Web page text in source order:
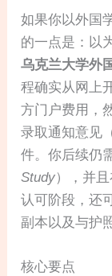
如果你以外国
的一点是：以
乌克兰大学外
程确实从网上
方门户费用，
录取通知意见
件。你后续仍
Study），并
认可阶段，还
副本以及与护
核心要点